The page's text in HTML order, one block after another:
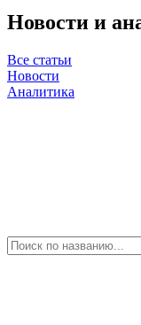
Новости и
Все статьи
Новости
Аналитика